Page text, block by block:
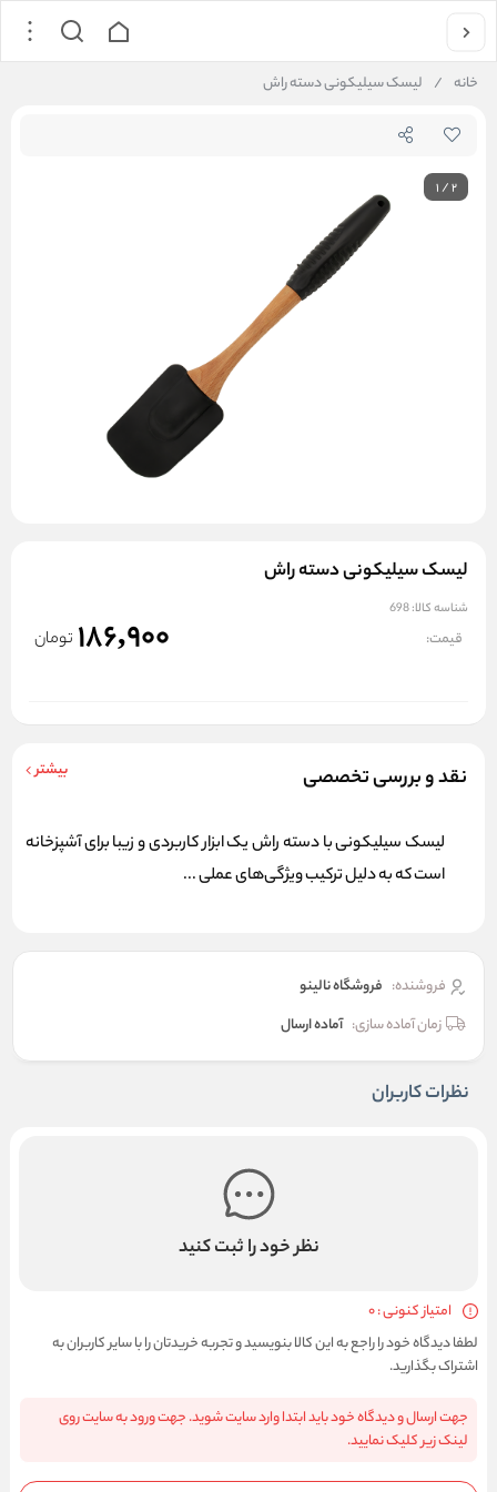
خانه / لیسک سیلیکونی دسته راش
1/2
لیسک سیلیکونی دسته راش
شناسه کالا:698
قیمت: 186,900 تومان
نقد و بررسی تخصصی بیشتر
لیسک سیلیکونی با دسته راش یک ابزار کاربردی و زیبا برای آشپزخانه
است که به دلیل ترکیب ویژگی‌های عملی ...
فروشنده: فروشگاه نالینو
زمان آماده سازی: آماده ارسال
نظرات کاربران
نظر خود را ثبت کنید
امتیاز کنونی : 0
لطفا دیدگاه خود را راجع به این کالا بنویسید و تجربه خریدتان را با سایر کاربران به
اشتراک بگذارید.
جهت ارسال و دیدگاه خود باید ابتدا وارد سایت شوید. جهت ورود به سایت روی
لینک زیر کلیک نمایید.